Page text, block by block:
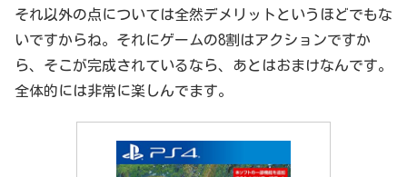
それ以外の点については全然デメリットというほどでもな
いですからね。それにゲームの8割はアクションですか
ら、そこが完成されているなら、あとはおまけなんです。
全体的には非常に楽しんでます。